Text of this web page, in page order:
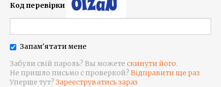
Код перевірки
Запам'ятати мене
Забули свій пароль? Вы можете скинути його.
Не пришло письмо с проверкой? Відправити ще раз
Уперше тут? Зарееструватись зараз